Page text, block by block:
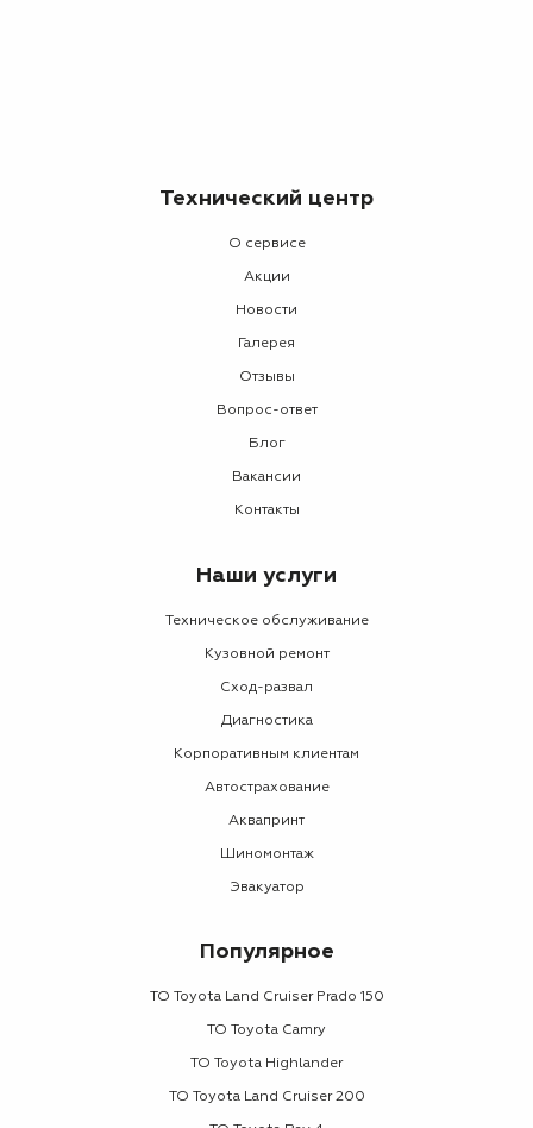
Технический центр
О сервисе
Акции
Новости
Галерея
Отзывы
Вопрос-ответ
Блог
Вакансии
Контакты
Наши услуги
Техническое обслуживание
Кузовной ремонт
Сход-развал
Диагностика
Корпоративным клиентам
Автострахование
Аквапринт
Шиномонтаж
Эвакуатор
Популярное
ТО Toyota Land Cruiser Prado 150
ТО Toyota Camry
ТО Toyota Highlander
ТО Toyota Land Cruiser 200